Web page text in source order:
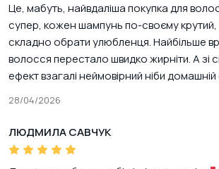
Це, мабуть, найвдаліша покупка для
супер, кожен шампунь по-своєму крутий,
складно обрати улюбленця. Найбільше
волосся перестало швидко жирніти. А зі
ефект взагалі неймовірний ніби
28/04/2026
ЛЮДМИЛА САВЧУК